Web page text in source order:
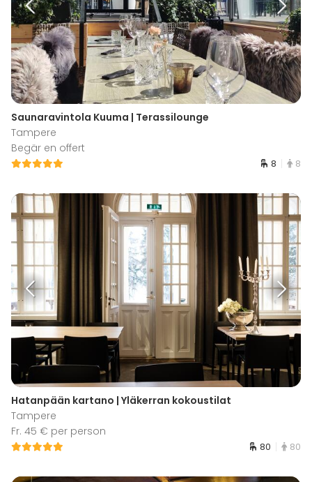
Saunaravintola Kuuma | Terassilounge
Tampere
Begär en offert
8 8
Hatanpään kartano | Yläkerran kokoustilat
Tampere
Fr. 45 € per person
80 80